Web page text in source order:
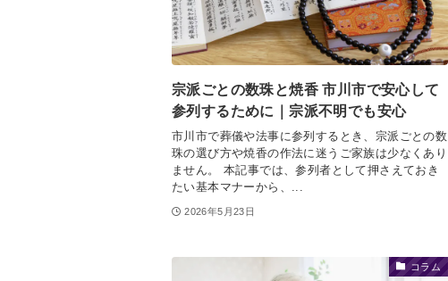
宗派ごとの数珠と焼香 市川市で安心して
参列するために｜宗派不明でも安心
市川市で葬儀や法事に参列するとき、宗派ごとの数
珠の選び方や焼香の作法に迷うご家族は少なくあり
ません。 本記事では、参列者として押さえておき
たい基本マナーから、...
2026年5月23日
コラム